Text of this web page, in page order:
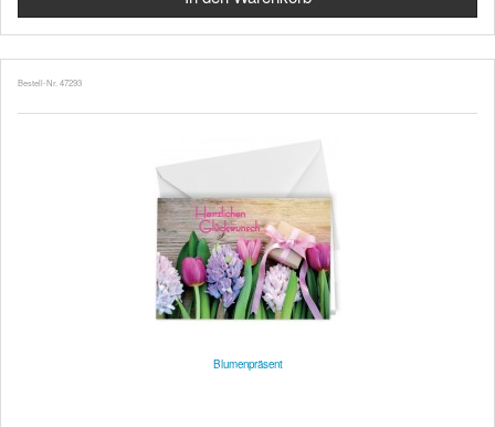
Bestell-Nr. 47293
Blumenpräsent